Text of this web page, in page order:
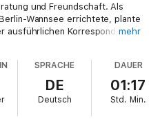
und Freundschaft. Als
Wannsee errichtete, plante
ausführlichen Korrespondenz
aus.
mehr
SPRACHE
DE
Deutsch
DAUER
01:17
Std. Min.